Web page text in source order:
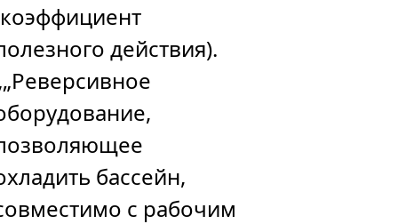
действия).
бассейн,
с рабочим